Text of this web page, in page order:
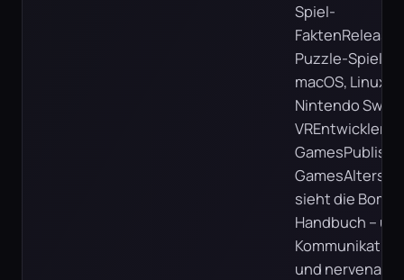
Spiel-
Puzzle-
macOS, Linux),
Nintendo
sieht die
Handbuch –
und